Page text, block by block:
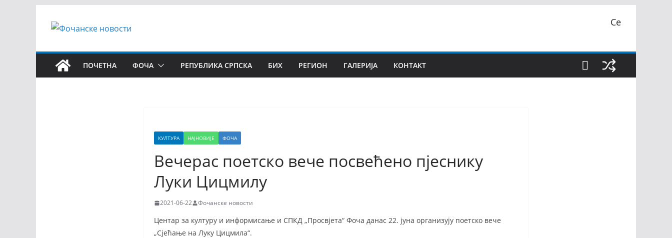
Се
ПОЧЕТНА ФОЧА РЕПУБЛИКА СРПСКА БИХ РЕГИОН ГАЛЕРИЈА КОНТАКТ
КУЛТУРА НАЈНОВИЈЕ ФОЧА
Вечерас поетско вече посвећено пјеснику
Луки Цицмилу
2021-06-22 Фочанске новости
Центар за културу и информисање и СПКД „Просвјета“ Фоча данас 22. јуна организују поетско вече
„Сјећање на Луку Цицмила“.